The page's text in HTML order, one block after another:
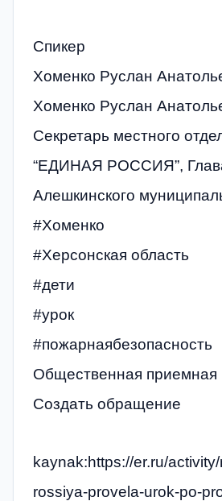
Спикер
Хоменко Руслан
Хоменко Руслан
Секретарь местного
“ЕДИНАЯ РОССИЯ”,
Алешкинского
#Хоменко
#Херсонская область
#дети
#урок
#пожарнаябезопасность
Общественная приемная
Создать обращение
kaynak:https://er.ru/
rossiya-provela-urok-po-